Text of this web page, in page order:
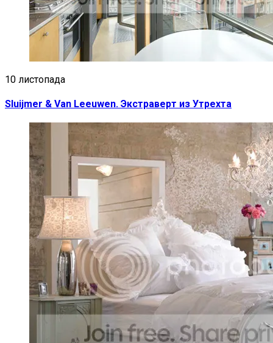
10 листопада
Sluijmer & Van Leeuwen. Экстраверт из Утрехта